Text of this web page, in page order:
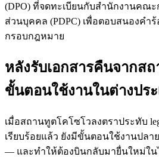
(DPO) ที่จดทะเบียนกับสำนักงานคณ
ส่วนบุคคล (PDPC) เพื่อตอบสนองคำ
กรอบกฎหมาย
หลังรับเอกสารคืนจากส
ขั้นตอนใช้งานในต่างปร
เมื่อสถานทูตโคโซโวลงตราประทับ
เรียบร้อยแล้ว ยังมีขั้นตอนใช้งานปล
— และทำให้ต้องบินกลับมายื่นใหม่ใ